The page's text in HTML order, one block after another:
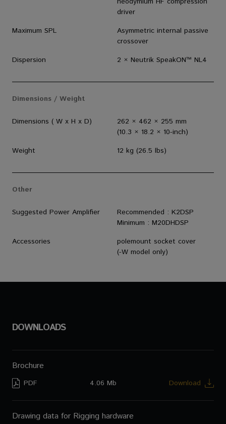
driver
Maximum SPL
Asymmetric internal passive
crossover
Dispersion
2 × Neutrik SpeakON™ NL4
Dimensions / Weight
Dimensions ( W x H x D)
262 × 462 × 255 mm
(10.3 × 18.2 × 10-inch)
Weight
12 kg (26.5 lbs)
Other
Suggested Power Amplifier
Recommended : K2DSP
Minimum : M20DHDSP
Accessories
polemount socket cover
(-W model only)
DOWNLOADS
Brochure
PDF 4.06 Mb Download
Drawing data for Rigging hardware